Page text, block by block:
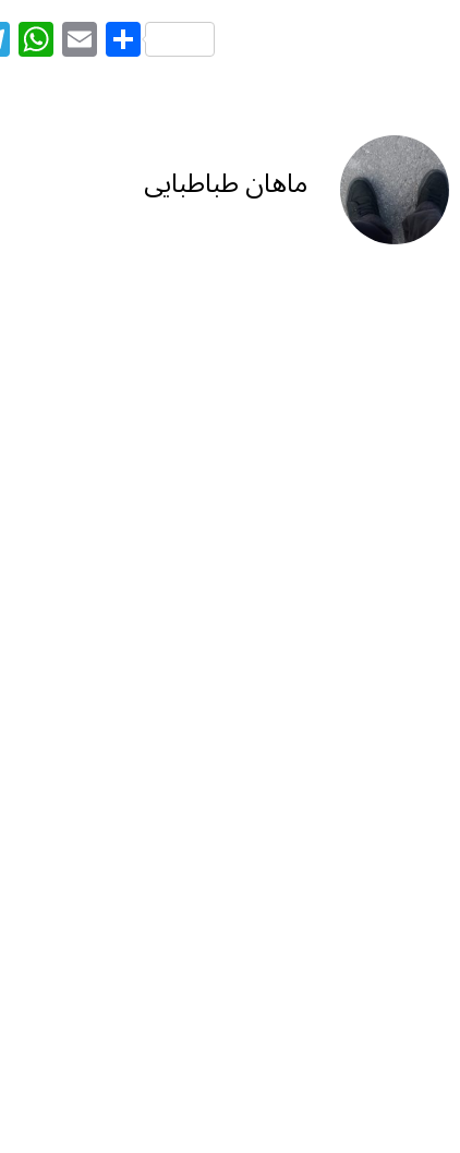
T
el W
h E
m S
h
ماهان طباطبایی